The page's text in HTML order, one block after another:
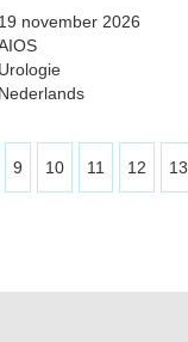
19 november 2026
Urologie
Nederlands
9 10 11 12 13